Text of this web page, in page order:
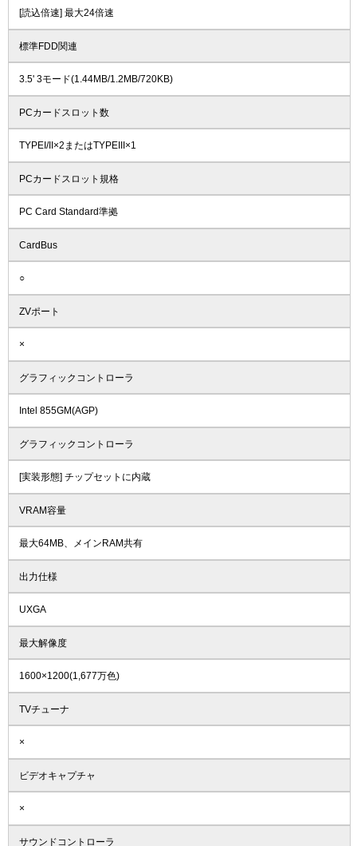
[読込倍速] 最大24倍速
標準FDD関連
3.5' 3モード(1.44MB/1.2MB/720KB)
PCカードスロット数
TYPEI/II×2またはTYPEIII×1
PCカードスロット規格
PC Card Standard準拠
CardBus
○
ZVポート
×
グラフィックコントローラ
Intel 855GM(AGP)
グラフィックコントローラ
[実装形態] チップセットに内蔵
VRAM容量
最大64MB、メインRAM共有
出力仕様
UXGA
最大解像度
1600×1200(1,677万色)
TVチューナ
×
ビデオキャプチャ
×
サウンドコントローラ